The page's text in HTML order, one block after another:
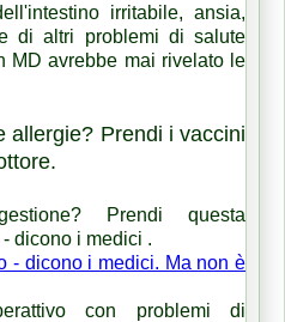
irritabile, ansia,
di altri problemi di salute
MD avrebbe mai rivelato le
allergie? Prendi i vaccini
Prendi questa
dicono i medici .
- dicono i medici. Ma non è
con problemi di